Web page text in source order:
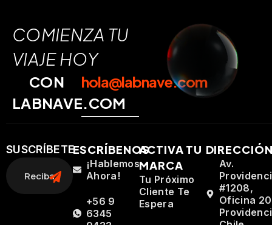
COMIENZA TU
VIAJE HOY
CON
LABNAVE.COM
hola@labnave.com
SUSCRÍBETEESCRÍBENOS
¡Hablemos
Ahora!
+56 9
6345
ACTIVA TU
MARCA
Tu Próximo
Cliente Te
Espera
Av.
#1208,
Oficina